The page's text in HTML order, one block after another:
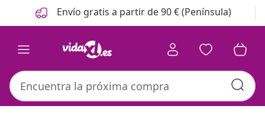
Anterior
Siguiente Envío gratis a partir de 90 € (Península)